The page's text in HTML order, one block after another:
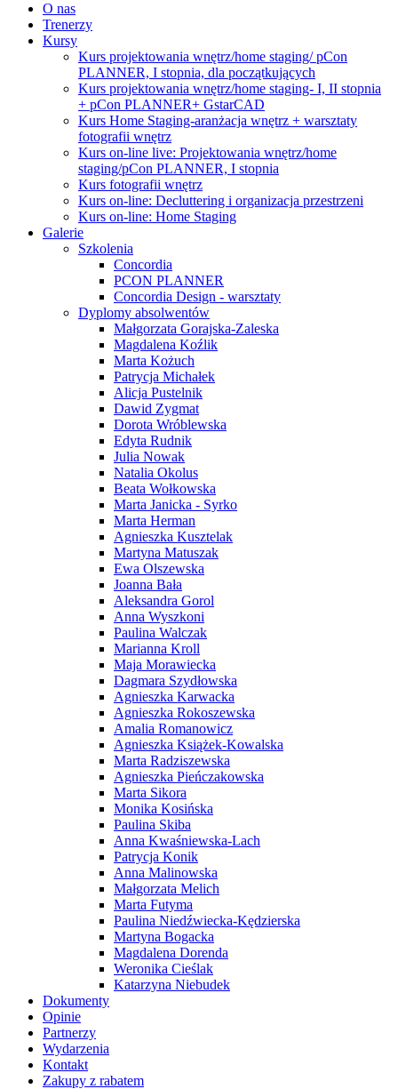
O nas
Trenerzy
Kursy
Kurs projektowania wnętrz/home staging/ pCon
PLANNER, I stopnia, dla początkujących
Kurs projektowania wnętrz/home staging- I, II stopnia
+ pCon PLANNER+ GstarCAD
Kurs Home Staging-aranżacja wnętrz + warsztaty
fotografii wnętrz
Kurs on-line live: Projektowania wnętrz/home
staging/pCon PLANNER, I stopnia
Kurs fotografii wnętrz
Kurs on-line: Decluttering i organizacja przestrzeni
Kurs on-line: Home Staging
Galerie
Szkolenia
Concordia
PCON PLANNER
Concordia Design - warsztaty
Dyplomy absolwentów
Małgorzata Gorajska-Zaleska
Magdalena Koźlik
Marta Kożuch
Patrycja Michałek
Alicja Pustelnik
Dawid Zygmat
Dorota Wróblewska
Edyta Rudnik
Julia Nowak
Natalia Okolus
Beata Wołkowska
Marta Janicka - Syrko
Marta Herman
Agnieszka Kusztelak
Martyna Matuszak
Ewa Olszewska
Joanna Bała
Aleksandra Gorol
Anna Wyszkoni
Paulina Walczak
Marianna Kroll
Maja Morawiecka
Dagmara Szydłowska
Agnieszka Karwacka
Agnieszka Rokoszewska
Amalia Romanowicz
Agnieszka Książek-Kowalska
Marta Radziszewska
Agnieszka Pieńczakowska
Marta Sikora
Monika Kosińska
Paulina Skiba
Anna Kwaśniewska-Lach
Patrycja Konik
Anna Malinowska
Małgorzata Melich
Marta Futyma
Paulina Niedźwiecka-Kędzierska
Martyna Bogacka
Magdalena Dorenda
Weronika Cieślak
Katarzyna Niebudek
Dokumenty
Opinie
Partnerzy
Wydarzenia
Kontakt
Zakupy z rabatem